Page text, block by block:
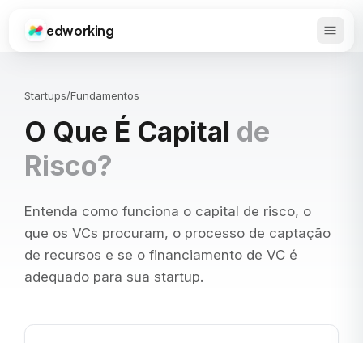
Edworking
edworking Abrir
Startups/Fundamentos
O Que É Capital de
Risco?
Entenda como funciona o capital de risco, o
que os VCs procuram, o processo de captação
de recursos e se o financiamento de VC é
adequado para sua startup.